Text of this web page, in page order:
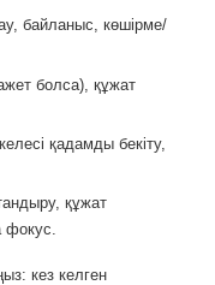
байланыс, көшірме/
болса), құжат
қадамды бекіту,
құжат
фокус.
кез келген